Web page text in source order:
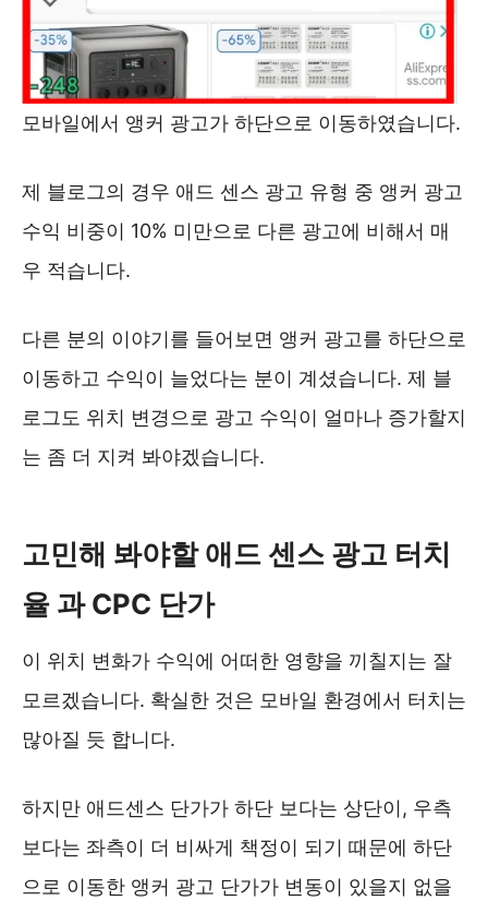
모바일에서 앵커 광고가 하단으로 이동하였습니다.
제 블로그의 경우 애드 센스 광고 유형 중 앵커 광고
수익 비중이 10% 미만으로 다른 광고에 비해서 매
우 적습니다.
다른 분의 이야기를 들어보면 앵커 광고를 하단으로
이동하고 수익이 늘었다는 분이 계셨습니다. 제 블
로그도 위치 변경으로 광고 수익이 얼마나 증가할지
는 좀 더 지켜 봐야겠습니다.
고민해 봐야할 애드 센스 광고 터치
율 과 CPC 단가
이 위치 변화가 수익에 어떠한 영향을 끼칠지는 잘
모르겠습니다. 확실한 것은 모바일 환경에서 터치는
많아질 듯 합니다.
하지만 애드센스 단가가 하단 보다는 상단이, 우측
보다는 좌측이 더 비싸게 책정이 되기 때문에 하단
으로 이동한 앵커 광고 단가가 변동이 있을지 없을